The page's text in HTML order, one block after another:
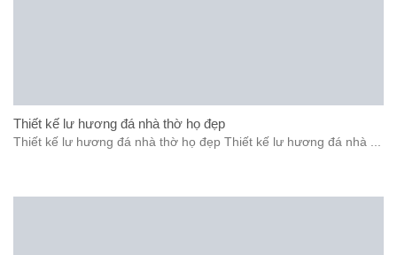
Thiết kế lư hương đá nhà thờ họ đẹp
Thiết kế lư hương đá nhà thờ họ đẹp Thiết kế lư hương đá nhà ...